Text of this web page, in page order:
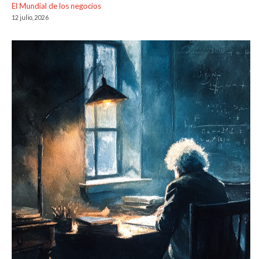
El Mundial de los negocios
12 julio, 2026